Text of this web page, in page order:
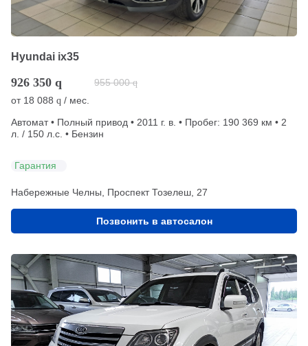
Hyundai ix35
926 350 q 955 000 q
от 18 088 q / мес.
Автомат • Полный привод • 2011 г. в. • Пробег: 190 369 км • 2
л. / 150 л.с. • Бензин
Гарантия
Набережные Челны, Проспект Тозелеш, 27
Позвонить в автосалон